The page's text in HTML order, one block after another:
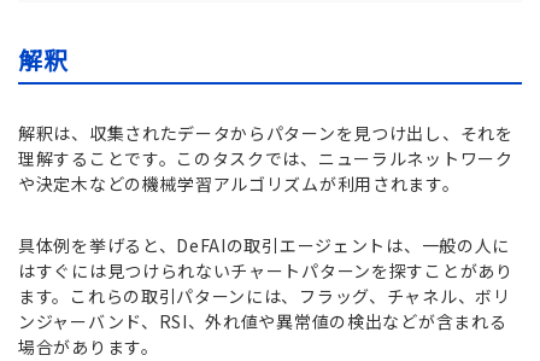
解釈
解釈は、収集されたデータからパターンを見つけ出し、それを
理解することです。このタスクでは、ニューラルネットワーク
や決定木などの機械学習アルゴリズムが利用されます。
具体例を挙げると、DeFAIの取引エージェントは、一般の人に
はすぐには見つけられないチャートパターンを探すことがあり
ます。これらの取引パターンには、フラッグ、チャネル、ボリ
ンジャーバンド、RSI、外れ値や異常値の検出などが含まれる
場合があります。